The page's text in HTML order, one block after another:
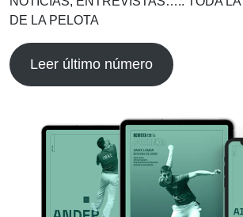
DE LA PELOTA
Leer último número